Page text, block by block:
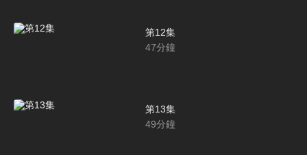
第12集
47分鐘
第13集
49分鐘